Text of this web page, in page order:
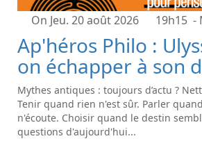
On Jeu. 20 août 2026 19h15 -
Ap'héros Philo :
on échapper à son
Mythes antiques : toujours d’actu ?
Tenir quand rien n'est sûr. Parler
n'écoute. Choisir quand le destin
questions d'aujourd'hui...